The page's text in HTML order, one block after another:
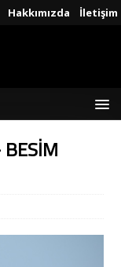
Hakkımızda İletişim
BESİM